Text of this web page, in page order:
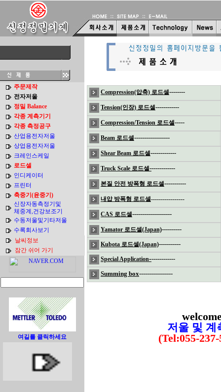
주문제작
전자저울
정밀 Balance
각종 계측기기
각종 측정공구
산업용전자저울
상업용전자저울
크레인스케일
로드셀
인디케이터
프린터
축중기(윤중기)
신장자동측정기및
체중계,건강보조기
수동저울및기타저울
수록회사보기
날씨정보
잠간 쉬어 가기
여길를 클릭하세요
Compression(압축) 로드셀--------
Tension(인장) 로드셀------------
Compression/Tension 로드셀-----
Beam 로드셀------------------
Shear Beam 로드셀-------------
Truck Scale 로드셀-------------
본질 안전 방폭형 로드셀-----------
내압 방폭형 로드셀-----------------
CAS 로드셀--------------------
Yamator 로드셀(Japan)----------
Kubota 로드셀(Japan)-----------
Special Application-------------
Summing box-----------------
welcome
저울 및 계
(Tel:055-237-